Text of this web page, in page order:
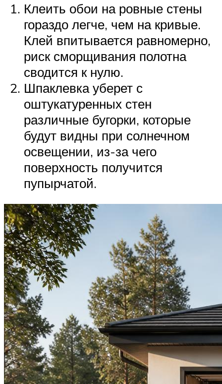
Клеить обои на ровные стены
гораздо легче, чем на кривые.
Клей впитывается равномерно,
риск сморщивания полотна
сводится к нулю.
Шпаклевка уберет с
оштукатуренных стен
различные бугорки, которые
будут видны при солнечном
освещении, из-за чего
поверхность получится
пупырчатой.